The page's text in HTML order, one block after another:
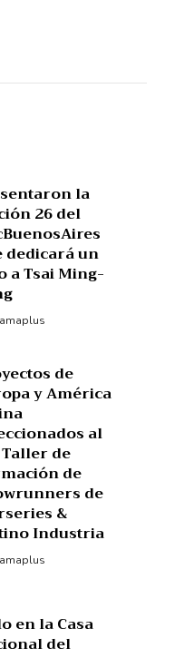
la
26 del
dedicará un
a Tsai Ming-
de
y América
al
de
de
de
&
Industria
en la Casa
del